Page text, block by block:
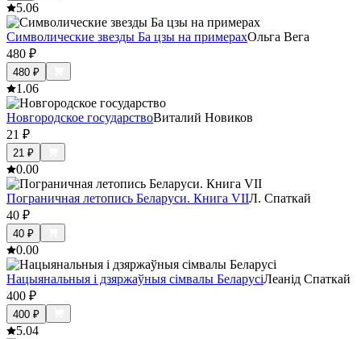
5.06
Символические звезды Ба цзы на примерахОльга Вега
480 ₽
480 ₽
1.06
Новгородское государствоВиталий Новиков
21 ₽
21 ₽
0.00
Пограничная летопись Беларуси. Книга VIIЛ. Спаткай
40 ₽
40 ₽
0.00
Нацыянальныя і дзяржаўныя сімвалы БеларусіЛеанід Спаткай
400 ₽
400 ₽
5.04